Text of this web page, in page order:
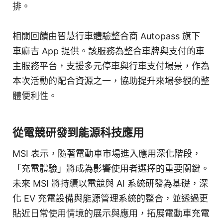
排。
相關回饋由智慧行車體驗整合商 Autopass 旗下
車麻吉 App 提供。該服務為整合車牌與支付的車
主服務平台，支援多元停車與行車支付場景，作為
本次活動的配合資源之一，協助提升來場參觀的整
體便利性。
從電競研發到能源科技應用
MSI 表示，隨著電動車市場進入應用深化階段，
「充電體驗」將成為影響使用者選擇的重要關鍵。
未來 MSI 將持續以電競與 AI 系統研發為基礎，深
化 EV 充電設備與能源管理系統的整合，並透過更
貼近日常使用情境的展示與應用，拓展電動車充電